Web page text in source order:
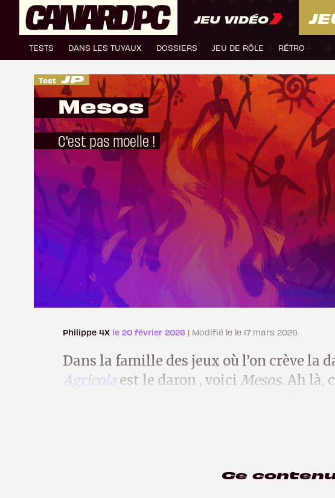
JEU VIDÉO
TESTS DANS LES TUYAUX DOSSIERS JEU DE RÔLE RÉTRO
Test
Mesos
C'est pas moelle !
Philippe 4X le 20 février 2026 | Modifié le le 17 mars 2026
Dans la famille des jeux où l’on crève la
Agricola est le daron , voici Mesos. Ah là,
Ce